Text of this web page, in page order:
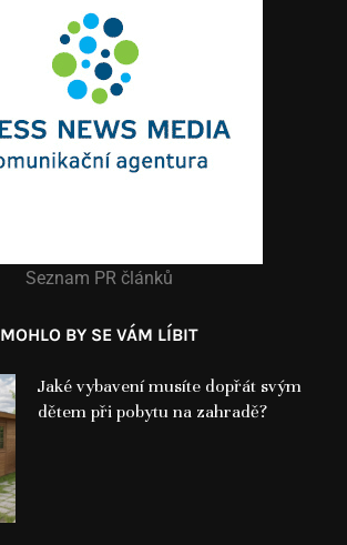
Seznam PR článků
MOHLO BY SE VÁM LÍBIT
Jaké vybavení musíte dopřát svým
dětem při pobytu na zahradě?